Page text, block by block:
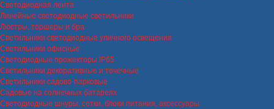
Светодиодная лента
Линейные светодиодные светильники
Люстры, торшеры и бра
Светильники светодиодные уличного освещения
Светильники офисные
Светодиодные прожекторы IP65
Светильники декоративные и точечные
Светильники садово-парковые
Садовые на солнечных батареях
Светодиодные шнуры, сетки, блоки питания, аксессуары